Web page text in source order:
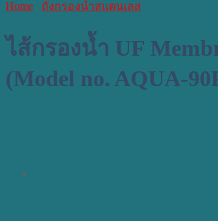
Home / ถังกรองน้ำสแตนเลส
ไส้กรองน้ำ UF
(Model no. AQUA-